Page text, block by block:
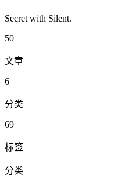
Secret with Silent.
50
文章
6
分类
69
标签
分类